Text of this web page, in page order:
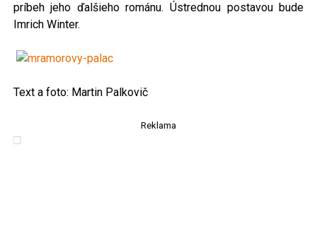
príbeh jeho ďalšieho románu. Ústrednou postavou bude
Imrich Winter.
Text a foto: Martin Palkovič
Reklama